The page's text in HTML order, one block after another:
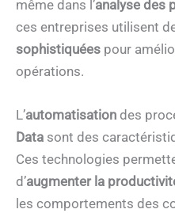
même dans l’analyse des
ces entreprises utilisent
sophistiquées pour
opérations.
L’automatisation des
Data sont des
Ces technologies
d’augmenter la
les comportements des